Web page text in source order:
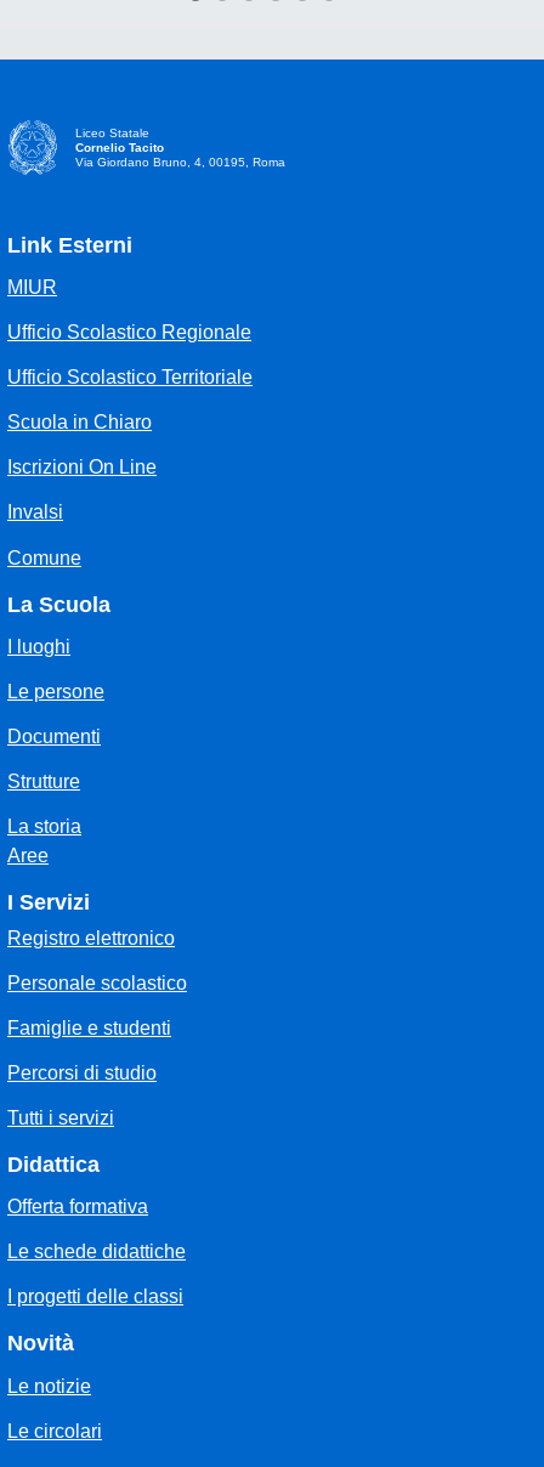
Liceo Statale
Cornelio Tacito
Via Giordano Bruno, 4, 00195, Roma
Link Esterni
MIUR
Ufficio Scolastico Regionale
Ufficio Scolastico Territoriale
Scuola in Chiaro
Iscrizioni On Line
Invalsi
Comune
La Scuola
I luoghi
Le persone
Documenti
Strutture
La storia
Aree
I Servizi
Registro elettronico
Personale scolastico
Famiglie e studenti
Percorsi di studio
Tutti i servizi
Didattica
Offerta formativa
Le schede didattiche
I progetti delle classi
Novità
Le notizie
Le circolari